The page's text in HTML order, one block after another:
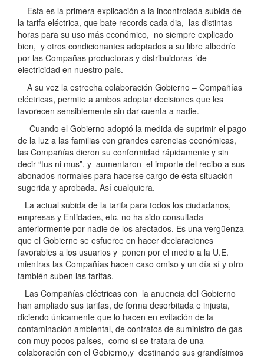
Esta es la primera explicación a la incontrolada subida de
la tarifa eléctrica, que bate records cada dia, las distintas
horas para su uso más económico, no siempre explicado
bien, y otros condicionantes adoptados a su libre albedrío
por las Compañas productoras y distribuidoras ´de
electricidad en nuestro país.
A su vez la estrecha colaboración Gobierno – Compañías
eléctricas, permite a ambos adoptar decisiones que les
favorecen sensiblemente sin dar cuenta a nadie.
Cuando el Gobierno adoptó la medida de suprimir el pago
de la luz a las familias con grandes carencias económicas,
las Compañías dieron su conformidad rápidamente y sin
decir “tus ni mus”, y aumentaron el importe del recibo a sus
abonados normales para hacerse cargo de ésta situación
sugerida y aprobada. Así cualquiera.
La actual subida de la tarifa para todos los ciudadanos,
empresas y Entidades, etc. no ha sido consultada
anteriormente por nadie de los afectados. Es una vergüenza
que el Gobierne se esfuerce en hacer declaraciones
favorables a los usuarios y ponen por el medio a la U.E.
mientras las Compañías hacen caso omiso y un día sí y otro
también suben las tarifas.
Las Compañías eléctricas con la anuencia del Gobierno
han ampliado sus tarifas, de forma desorbitada e injusta,
diciendo únicamente que lo hacen en evitación de la
contaminación ambiental, de contratos de suministro de gas
con muy pocos países, como si se tratara de una
colaboración con el Gobierno,y destinando sus grandísimos